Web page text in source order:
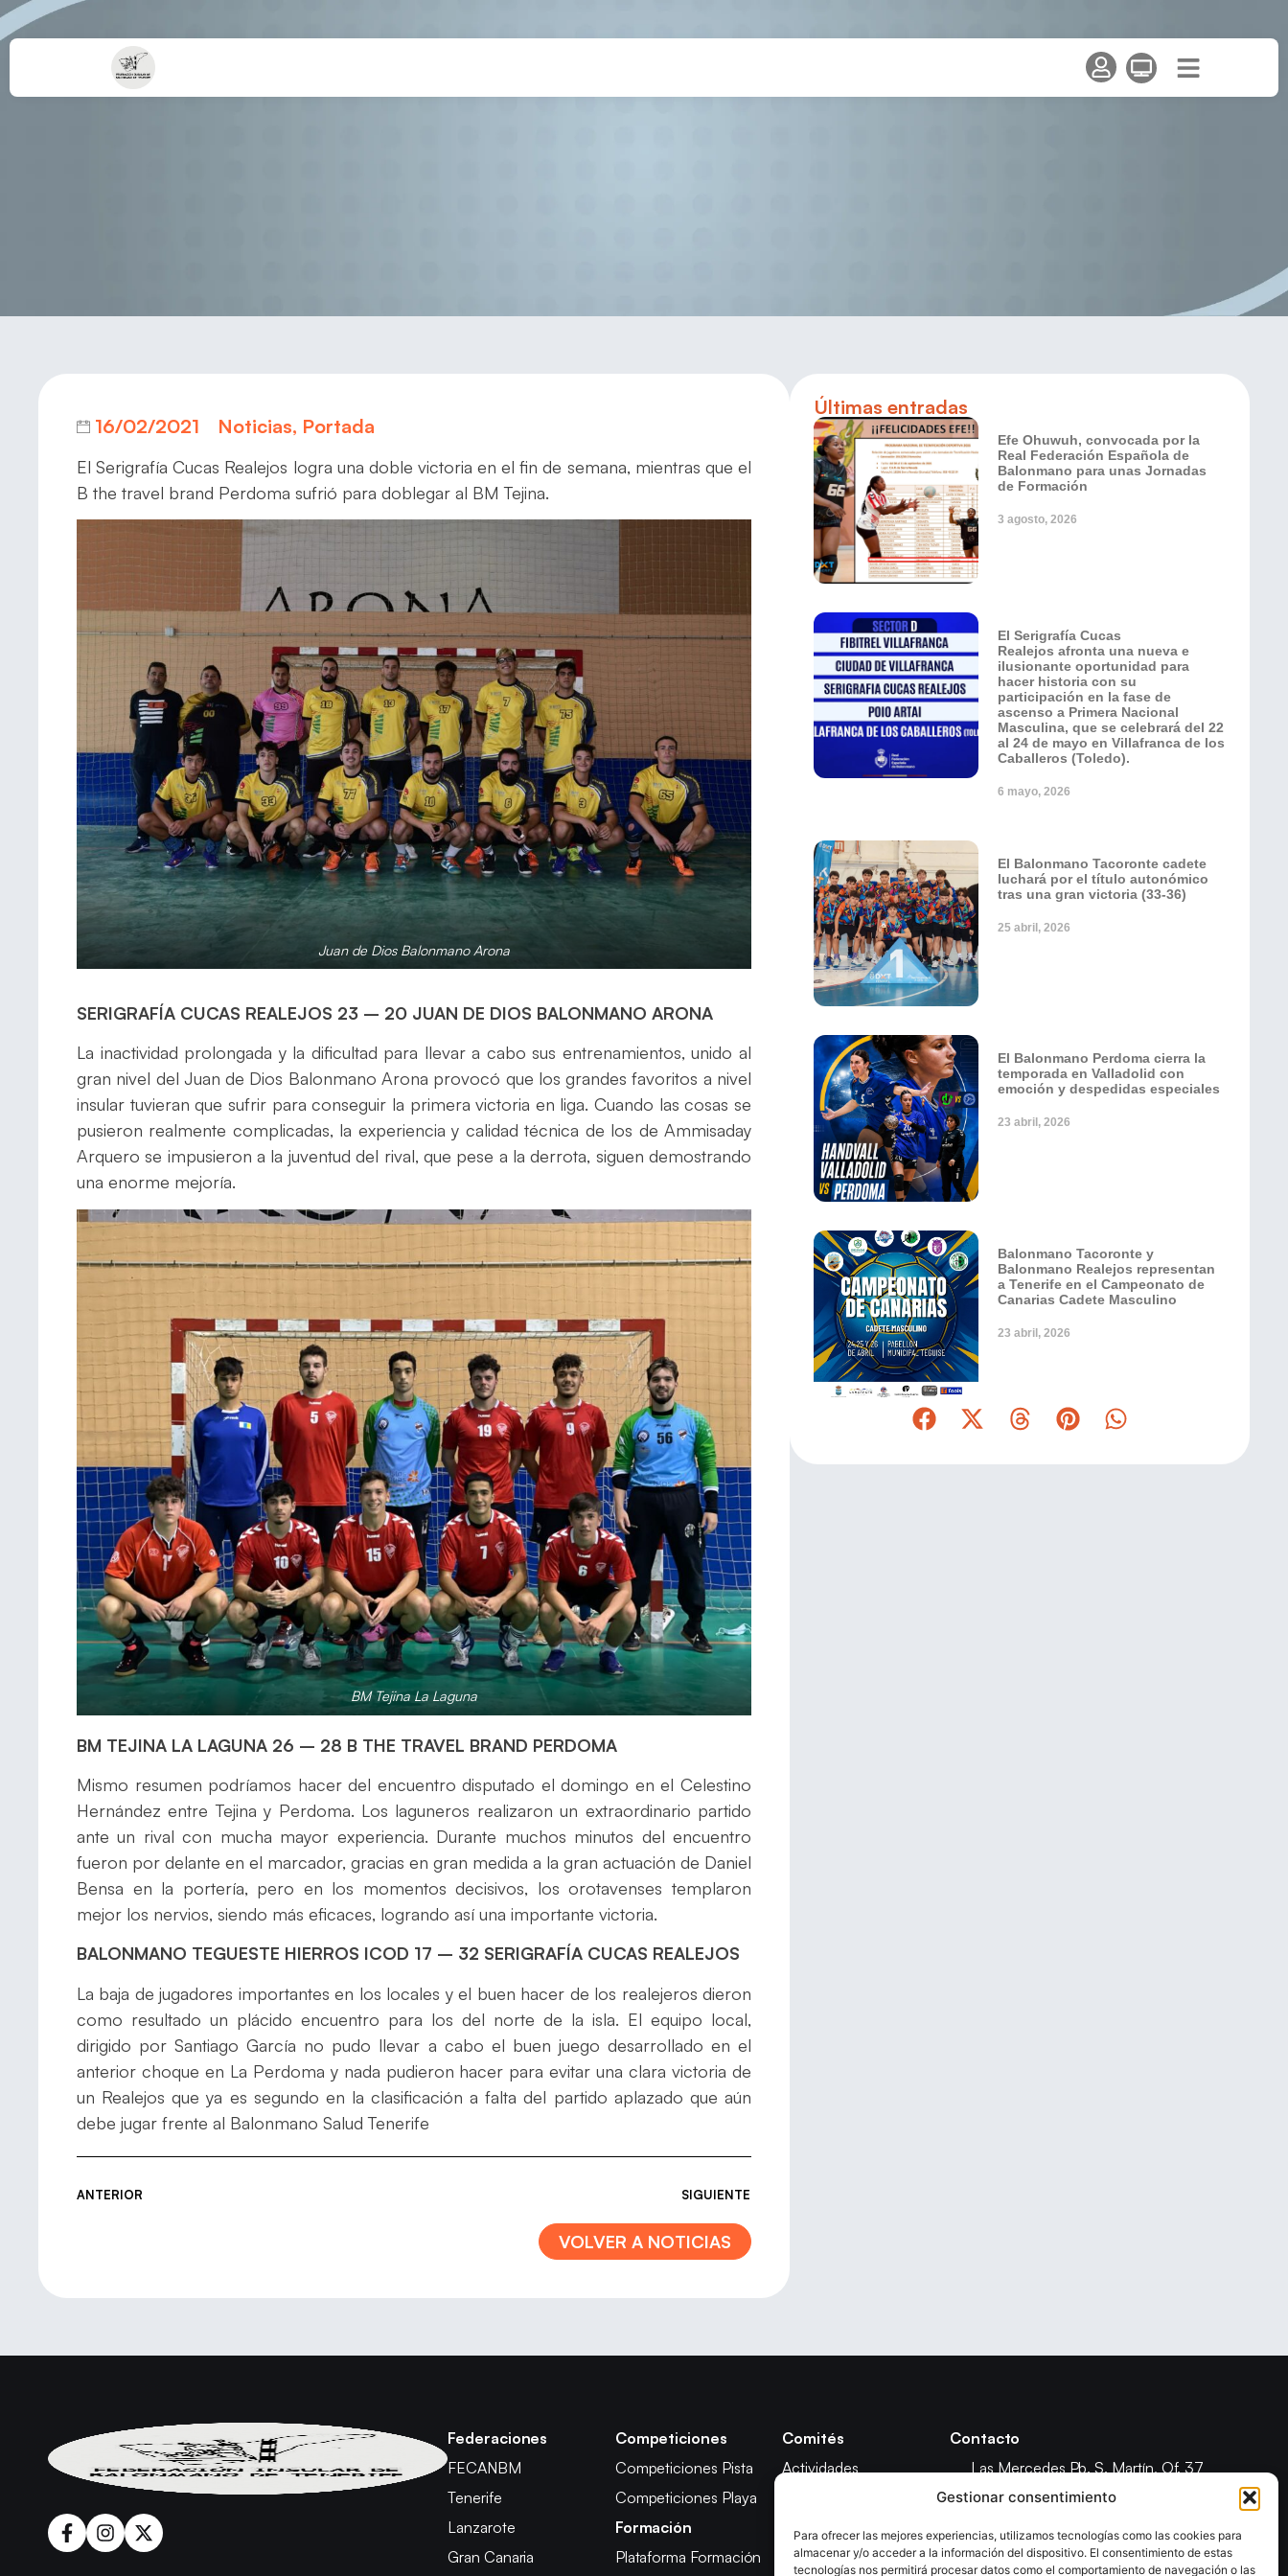
Gestionar consentimiento
Para ofrecer las mejores experiencias, utilizamos tecnologías como las cookies para
almacenar y/o acceder a la información del dispositivo. El consentimiento de estas
tecnologías nos permitirá procesar datos como el comportamiento de navegación o las
16/02/2021 Noticias, Portada
El Serigrafía Cucas Realejos logra una doble victoria en el fin de semana, mientras que el
B the travel brand Perdoma sufrió para doblegar al BM Tejina.
Juan de Dios Balonmano Arona
SERIGRAFÍA CUCAS REALEJOS 23 – 20 JUAN DE DIOS BALONMANO ARONA
La inactividad prolongada y la dificultad para llevar a cabo sus entrenamientos, unido al
gran nivel del Juan de Dios Balonmano Arona provocó que los grandes favoritos a nivel
insular tuvieran que sufrir para conseguir la primera victoria en liga. Cuando las cosas se
pusieron realmente complicadas, la experiencia y calidad técnica de los de Ammisaday
Arquero se impusieron a la juventud del rival, que pese a la derrota, siguen demostrando
una enorme mejoría.
BM Tejina La Laguna
BM TEJINA LA LAGUNA 26 – 28 B THE TRAVEL BRAND PERDOMA
Mismo resumen podríamos hacer del encuentro disputado el domingo en el Celestino
Hernández entre Tejina y Perdoma. Los laguneros realizaron un extraordinario partido
ante un rival con mucha mayor experiencia. Durante muchos minutos del encuentro
fueron por delante en el marcador, gracias en gran medida a la gran actuación de Daniel
Bensa en la portería, pero en los momentos decisivos, los orotavenses templaron
mejor los nervios, siendo más eficaces, logrando así una importante victoria.
BALONMANO TEGUESTE HIERROS ICOD 17 – 32 SERIGRAFÍA CUCAS REALEJOS
La baja de jugadores importantes en los locales y el buen hacer de los realejeros dieron
como resultado un plácido encuentro para los del norte de la isla. El equipo local,
dirigido por Santiago García no pudo llevar a cabo el buen juego desarrollado en el
anterior choque en La Perdoma y nada pudieron hacer para evitar una clara victoria de
un Realejos que ya es segundo en la clasificación a falta del partido aplazado que aún
debe jugar frente al Balonmano Salud Tenerife
ANTERIOR SIGUIENTE
VOLVER A NOTICIAS
Últimas entradas
Efe Ohuwuh, convocada por la
Real Federación Española de
Balonmano para unas Jornadas
de Formación
3 agosto, 2026
El Serigrafía Cucas
Realejos afronta una nueva e
ilusionante oportunidad para
hacer historia con su
participación en la fase de
ascenso a Primera Nacional
Masculina, que se celebrará del 22
al 24 de mayo en Villafranca de los
Caballeros (Toledo).
6 mayo, 2026
El Balonmano Tacoronte cadete
luchará por el título autonómico
tras una gran victoria (33-36)
25 abril, 2026
El Balonmano Perdoma cierra la
temporada en Valladolid con
emoción y despedidas especiales
23 abril, 2026
Balonmano Tacoronte y
Balonmano Realejos representan
a Tenerife en el Campeonato de
Canarias Cadete Masculino
23 abril, 2026
Federaciones
FECANBM
Tenerife
Lanzarote
Gran Canaria
Competiciones
Competiciones Pista
Competiciones Playa
Formación
Plataforma Formación
Comités
Actividades
Árbitros
Competición
Contacto
Las Mercedes Pb. S. Martín, Of. 37
Los Majuelos, La Laguna, Santa Cruz
de Tenerife
(+34) 922 821 973
info@fetenbm.com